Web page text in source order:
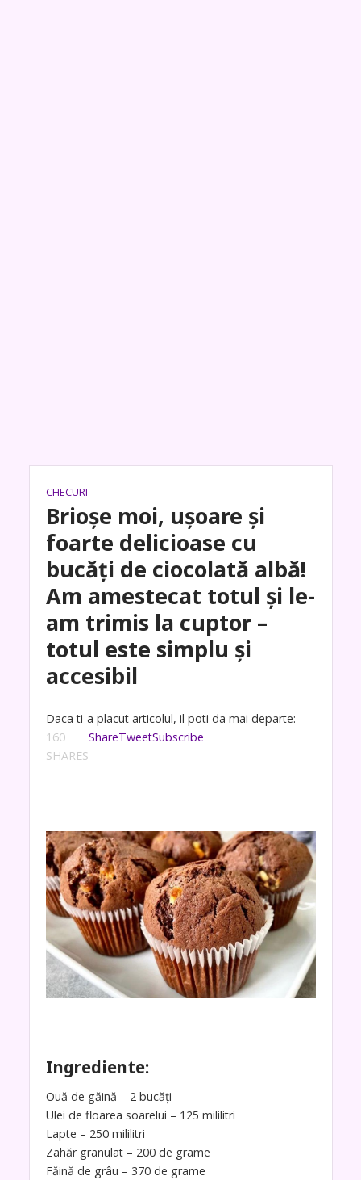
CHECURI
Brioșe moi, ușoare și
foarte delicioase cu
bucăți de ciocolată albă!
Am amestecat totul și le-
am trimis la cuptor –
totul este simplu și
accesibil
Daca ti-a placut articolul, il poti da mai departe:
160
SHARES
ShareTweetSubscribe
Ingrediente:
Ouă de găină – 2 bucăți
Ulei de floarea soarelui – 125 mililitri
Lapte – 250 mililitri
Zahăr granulat – 200 de grame
Făină de grâu – 370 de grame